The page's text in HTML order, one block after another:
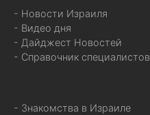
- Новости Израиля
- Видео дня
- Дайджест Новостей
- Справочник специалистов
- Знакомства в Израиле